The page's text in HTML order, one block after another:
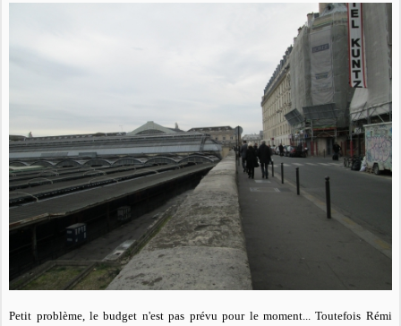
Petit problème, le budget n'est pas prévu pour le moment... Toutefois Rémi